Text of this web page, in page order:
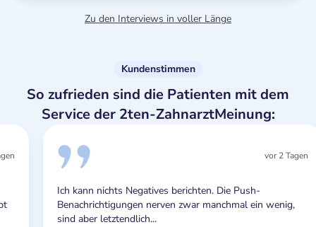
Zu den Interviews in voller Länge
Kundenstimmen
So zufrieden sind die Patienten mit dem
Service der 2ten-ZahnarztMeinung:
vor 2 Tagen
Ich kann nichts Negatives berichten. Die Push-
Benachrichtigungen nerven zwar manchmal ein wenig,
sind aber letztendlich...